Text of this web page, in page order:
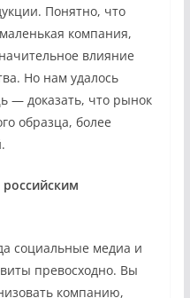
Понятно, что
компания,
влияние
Но нам удалось
— доказать, что рынок
образца, более
социальные медиа и
превосходно. Вы
компанию,